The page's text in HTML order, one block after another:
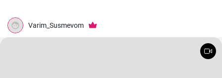
Varim_Susmevom